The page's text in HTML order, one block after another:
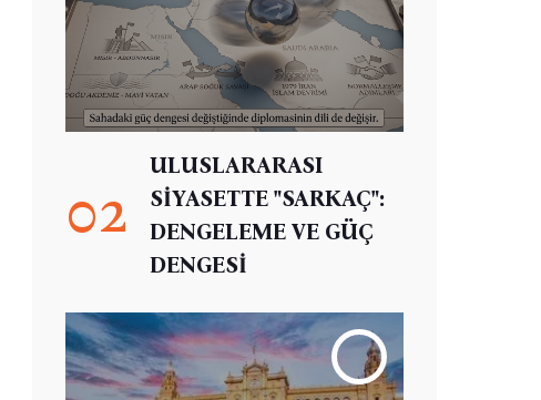
02
ULUSLARARASI
SİYASETTE "SARKAÇ":
DENGELEME VE GÜÇ
DENGESİ